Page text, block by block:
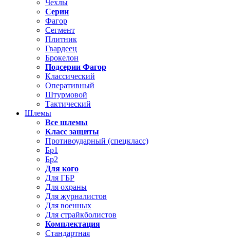
Чехлы
Серии
Фагор
Сегмент
Плитник
Гвардеец
Брокелон
Подсерии Фагор
Классический
Оперативный
Штурмовой
Тактический
Шлемы
Все шлемы
Класс защиты
Противоударный (спецкласс)
Бр1
Бр2
Для кого
Для ГБР
Для охраны
Для журналистов
Для военных
Для страйкболистов
Комплектация
Стандартная